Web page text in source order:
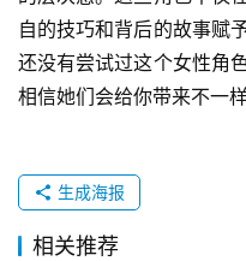
自的技巧和背后的故事赋
还没有尝试过这个女性角
相信她们会给你带来不一样
生成海报
相关推荐